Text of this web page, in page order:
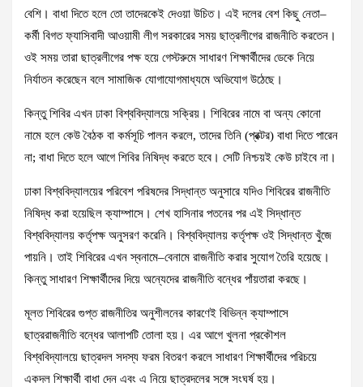
বেশি। বাধা দিতে হলে তো তাদেরকেই দেওয়া উচিত। এই দলের বেশ কিছু নেতা–
কর্মী বিগত ফ্যাসিবাদী আওয়ামী লীগ সরকারের সময় ছাত্রলীগের রাজনীতি করতেন।
ওই সময় তারা ছাত্রলীগের পক্ষ হয়ে গেস্টরুমে সাধারণ শিক্ষার্থীদের ডেকে নিয়ে
নির্যাতন করেছেন বলে সামাজিক যোগাযোগমাধ্যমে অভিযোগ উঠেছে।
কিন্তু শিবির এখন ঢাকা বিশ্ববিদ্যালয়ে সক্রিয়। শিবিরের নামে বা অন্য কোনো
নামে হলে কেউ বৈঠক বা কর্মসূচি পালন করলে, তাদের তিনি (প্রক্টর) বাধা দিতে পারেন
না; বাধা দিতে হলে আগে শিবির নিষিদ্ধ করতে হবে। সেটি নিশ্চয়ই কেউ চাইবে না।
ঢাকা বিশ্ববিদ্যালয়ের পরিবেশ পরিষদের সিদ্ধান্ত অনুসারে যদিও শিবিরের রাজনীতি
নিষিদ্ধ করা হয়েছিল ক্যাম্পাসে। শেখ হাসিনার পতনের পর এই সিদ্ধান্ত
বিশ্ববিদ্যালয় কর্তৃপক্ষ অনুসরণ করেনি। বিশ্ববিদ্যালয় কর্তৃপক্ষ ওই সিদ্ধান্ত খুঁজে
পায়নি। তাই শিবিরের এখন স্বনামে–বেনামে রাজনীতি করার সুযোগ তৈরি হয়েছে।
কিন্তু সাধারণ শিক্ষার্থীদের দিয়ে অন্যেদের রাজনীতি বন্ধের পাঁয়তারা করছে।
মূলত শিবিরের গুপ্ত রাজনীতির অনুশীলনের কারণেই বিভিন্ন ক্যাম্পাসে
ছাত্ররাজনীতি বন্ধের আলাপটি তোলা হয়। এর আগে খুলনা প্রকৌশল
বিশ্ববিদ্যালয়ে ছাত্রদল সদস্য ফরম বিতরণ করলে সাধারণ শিক্ষার্থীদের পরিচয়ে
একদল শিক্ষার্থী বাধা দেন এবং এ নিয়ে ছাত্রদলের সঙ্গে সংঘর্ষ হয়।